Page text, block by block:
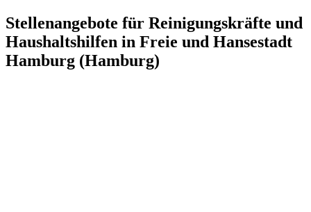
Stellenangebote für Reinigungskräfte und
Haushaltshilfen in Freie und Hansestadt
Hamburg (Hamburg)